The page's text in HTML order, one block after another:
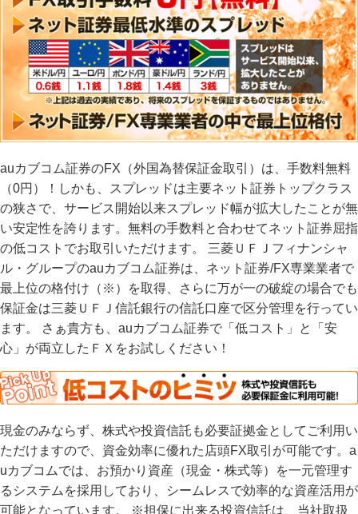
auカブコム証券のFX（外国為替保証金取引）は、手数料無料
（0円）！しかも、スプレッドは主要ネット証券トップクラス
の狭さで、サービス開始以来スプレッド幅が拡大したことが無
い安定性を誇ります。無料の手数料と合わせてネット証券屈指
の低コストでお取引いただけます。 三菱ＵＦＪフィナンシャ
ル・グループのauカブコム証券は、ネット証券/FX専業業者で
最上位の格付け（※）を取得、さらに万が一の破綻の場合でも
保証金は三菱ＵＦＪ信託銀行の信託口座で区分管理を行ってい
ます。 さぁ貴方も、auカブコム証券で「低コスト」と「安
心」が両立したＦＸをお試しください！
現金のみならず、株式や投資信託も必要証拠金としてご利用い
ただけますので、資金効率に優れた店頭FX取引が可能です。a
uカブコムでは、お預かり資産（現金・株式等）を一元管理す
るシステムを採用しており、シームレスで効率的な資産活用が
可能となっています。 ※担保に出来る投資信託は、当社取扱